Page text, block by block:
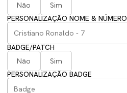
Não
Sim
PERSONALIZAÇÃO NOME & NÚMERO
BADGE/PATCH
Não
Sim
PERSONALIZAÇÃO BADGE